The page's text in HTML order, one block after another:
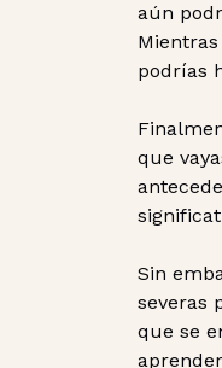
aún
podrías
que
Sin
severas
que se